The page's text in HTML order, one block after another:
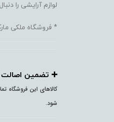
لوازم آرایشی را
* فروشگاه ملکی
➕️ تضمین اصالت
کالاهای این فروشگاه
شود.